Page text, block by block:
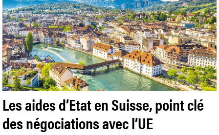
Les aides d’Etat en Suisse, point clé
des négociations avec l’UE